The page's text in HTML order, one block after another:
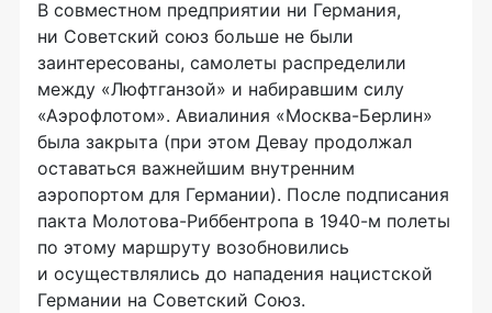
В совместном предприятии ни Германия,
ни Советский союз больше не были
заинтересованы, самолеты распределили
между «Люфтганзой» и набиравшим силу
«Аэрофлотом». Авиалиния «Москва-Берлин»
была закрыта (при этом Девау продолжал
оставаться важнейшим внутренним
аэропортом для Германии). После подписания
пакта Молотова-Риббентропа в 1940-м полеты
по этому маршруту возобновились
и осуществлялись до нападения нацистской
Германии на Советский Союз.